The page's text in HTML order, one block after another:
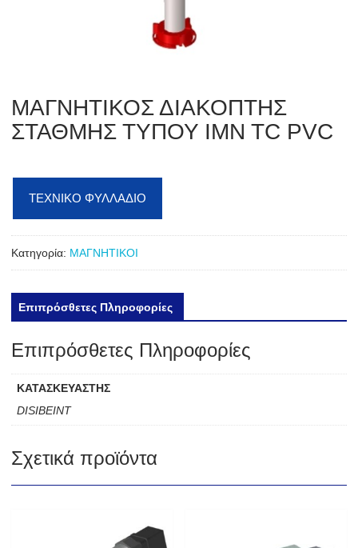
ΜΑΓΝΗΤΙΚΟΣ ΔΙΑΚΟΠΤΗΣ
ΣΤΑΘΜΗΣ ΤΥΠΟΥ IMN TC PVC
ΤΕΧΝΙΚΟ ΦΥΛΛΑΔΙΟ
Κατηγορία: ΜΑΓΝΗΤΙΚΟΙ
Επιπρόσθετες Πληροφορίες
Επιπρόσθετες Πληροφορίες
ΚΑΤΑΣΚΕΥΑΣΤΗΣ
DISIBEINT
Σχετικά προϊόντα